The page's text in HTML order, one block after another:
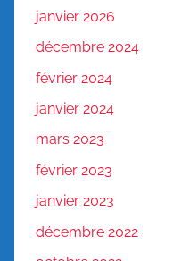
janvier 2026
décembre 2024
février 2024
janvier 2024
mars 2023
février 2023
janvier 2023
décembre 2022